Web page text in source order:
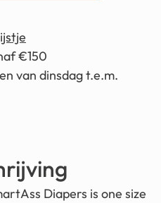
€150
van dinsdag t.e.m.
Diapers is one size